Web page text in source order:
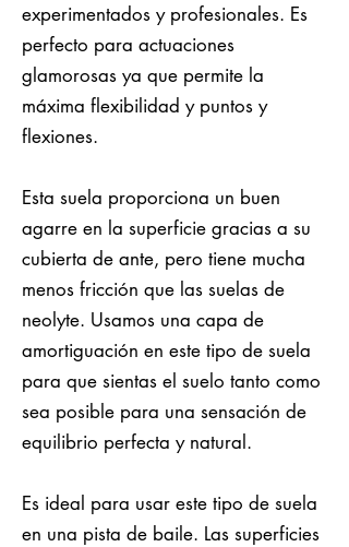
experimentados y profesionales. Es
perfecto para actuaciones
glamorosas ya que permite la
máxima flexibilidad y puntos y
flexiones.
Esta suela proporciona un buen
agarre en la superficie gracias a su
cubierta de ante, pero tiene mucha
menos fricción que las suelas de
neolyte. Usamos una capa de
amortiguación en este tipo de suela
para que sientas el suelo tanto como
sea posible para una sensación de
equilibrio perfecta y natural.
Es ideal para usar este tipo de suela
en una pista de baile. Las superficies